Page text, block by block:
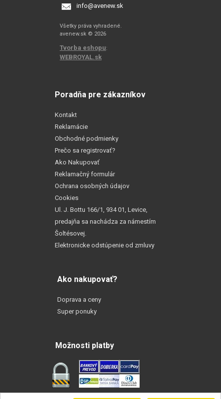
info@avenew.sk
Všetky práva vyhradené.
avenew.sk © 2026
Tvorba eshopu:
WEBROYAL.sk
Poradňa pre zákazníkov
Kontakt
Reklamácie
Obchodné podmienky
Prečo sa registrovať?
Ako Nakupovať
Reklamačný formulár
Ochrana osobných údajov
Cookies
Ul. J. Bottu 166/1, 934 01, Levice,
predajňa sa nachádza za námestím
Šoltésovej.
Elektronicke odstúpenie od zmluvy
Ako nakupovať?
Doprava a ceny
Super ponuky
Možnosti platby